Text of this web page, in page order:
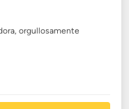
orgullosamente